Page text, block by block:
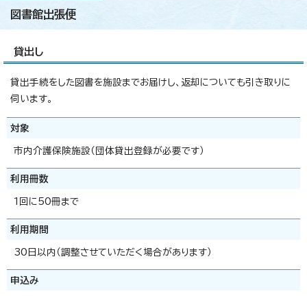
図書館出張便
貸出し
貸出手続をした図書を施設までお届けし、返却についても引き取りに
伺います。
対象
市内介護保険施設（団体貸出登録が必要です）
利用冊数
1回に50冊まで
利用期間
30日以内（調整させていただく場合があります）
申込み